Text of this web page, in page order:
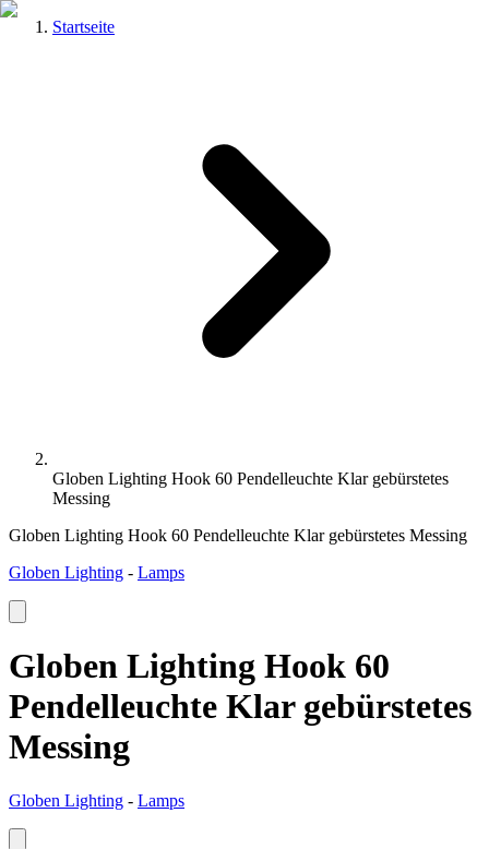
Startseite
Globen Lighting Hook 60 Pendelleuchte Klar gebürstetes
Messing
Globen Lighting Hook 60 Pendelleuchte Klar gebürstetes Messing
Globen Lighting - Lamps
Globen Lighting Hook 60
Pendelleuchte Klar gebürstetes
Messing
Globen Lighting - Lamps